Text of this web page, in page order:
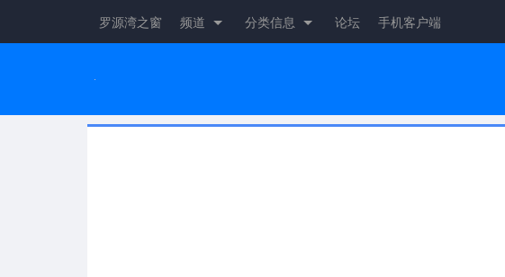
罗源湾之窗 频道 分类信息 论坛 手机客户端